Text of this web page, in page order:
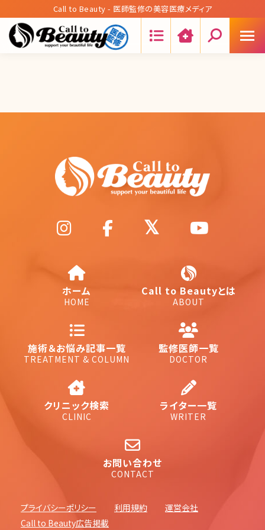
Call to Beauty - 医師監修の美容医療メディア
ホーム
HOME
Call to Beautyとは
ABOUT
施術＆お悩み記事一覧
TREATMENT & COLUMN
監修医師一覧
DOCTOR
クリニック検索
CLINIC
ライター一覧
WRITER
お問い合わせ
CONTACT
プライバシーポリシー 利用規約
運営会社
Call to Beauty広告掲載